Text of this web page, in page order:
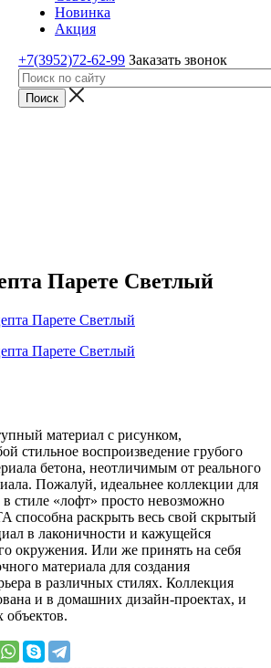
Новинка
Акция
+7(3952)72-62-99 Заказать звонок
Парете Светлый
материал с рисунком,
стильное воспроизведение грубого
бетона, неотличимым от реального
Пожалуй, идеальнее коллекции для
в стиле «лофт» просто невозможно
способна раскрыть весь свой скрытый
в лаконичности и кажущейся
окружения. Или же принять на себя
материала для создания
в различных стилях. Коллекция
и в домашних дизайн-проектах, и
объектов.